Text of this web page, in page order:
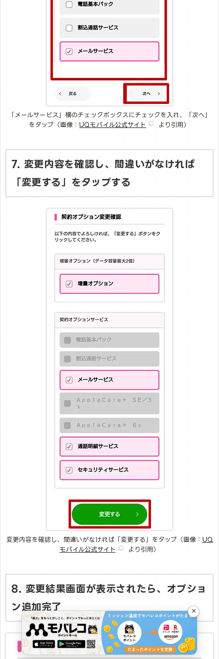
「メールサービス」横のチェックボックスにチェックを入れ、「次へ」
をタップ（画像： UQモバイル公式サイト より引用）
7. 変更内容を確認し、間違いがなければ
「変更する」をタップする
変更内容を確認し、間違いがなければ「変更する」をタップ（画像： UQ
モバイル公式サイト
より引用）
8. 変更結果画面が表示されたら、オプショ
ン追加完了
×